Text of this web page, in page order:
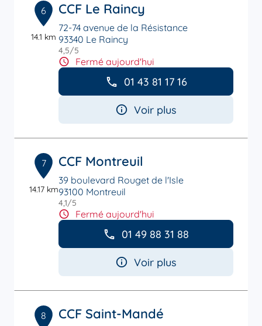
6
14.1 km
CCF Le Raincy
72-74 avenue de la Résistance
93340 Le Raincy
4,5/5
Fermé aujourd'hui
01 43 81 17 16
Voir plus
7
14.17 km
CCF Montreuil
39 boulevard Rouget de l'Isle
93100 Montreuil
4,1/5
Fermé aujourd'hui
01 49 88 31 88
Voir plus
8 CCF Saint-Mandé